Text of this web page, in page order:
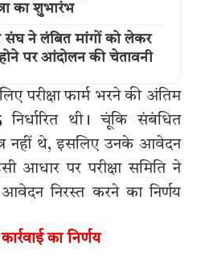
का शुभारंभ
संघ ने लंबित मांगों को लेकर
पर आंदोलन की चेतावनी
परीक्षा फार्म भरने की अंतिम
थी। चूंकि संबंधित
नहीं थे, इसलिए उनके आवेदन
आधार पर परीक्षा समिति ने
निरस्त करने का निर्णय
का निर्णय